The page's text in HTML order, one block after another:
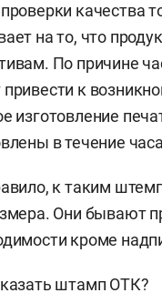
качества
на то, что
По причине
к
изготовление
в течение
к таким
Они бывают
кроме
штамп ОТК?